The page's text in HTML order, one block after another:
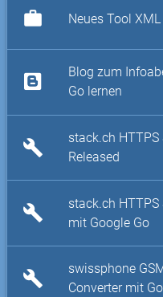
work Neues Tool
Blog zum
Go lernen
build
stack.ch HTTPS
Released
build
stack.ch
mit Google Go
build
swissphone
Converter mit